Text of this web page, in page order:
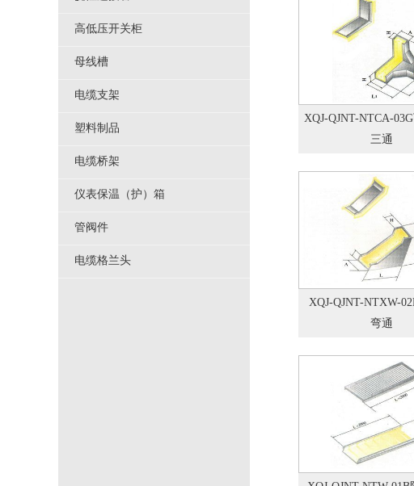
高低压开关柜
母线槽
电缆支架
塑料制品
电缆桥架
仪表保温（护）箱
管阀件
电缆格兰头
XQJ-QJNT-NTCA-
三通
XQJ-QJNT-NTXW-
弯通